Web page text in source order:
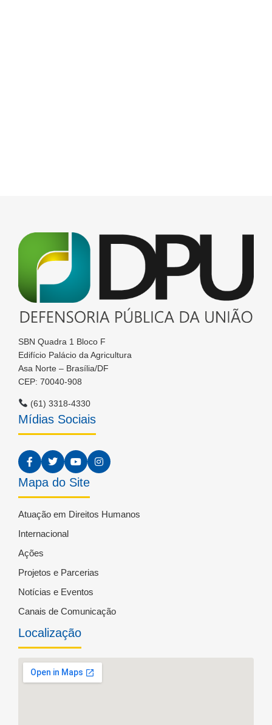
SBN Quadra 1 Bloco F
Edifício Palácio da Agricultura
Asa Norte – Brasília/DF
CEP: 70040-908
(61) 3318-4330
Mídias Sociais
Mapa do Site
Atuação em Direitos Humanos
Internacional
Ações
Projetos e Parcerias
Notícias e Eventos
Canais de Comunicação
Localização